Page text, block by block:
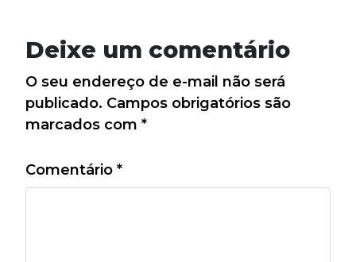
Deixe um comentário
O seu endereço de e-mail não será
publicado. Campos obrigatórios são
marcados com *
Comentário *